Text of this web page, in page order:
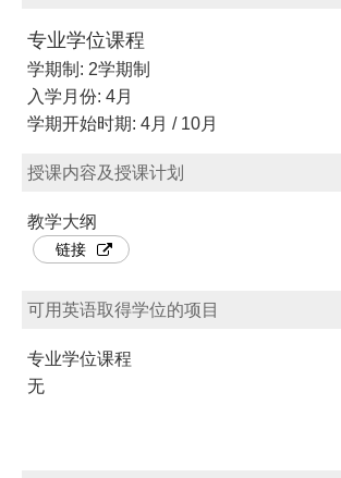
专业学位课程
学期制: 2学期制
入学月份: 4月
学期开始时期: 4月 / 10月
授课内容及授课计划
教学大纲
链接
可用英语取得学位的项目
专业学位课程
无